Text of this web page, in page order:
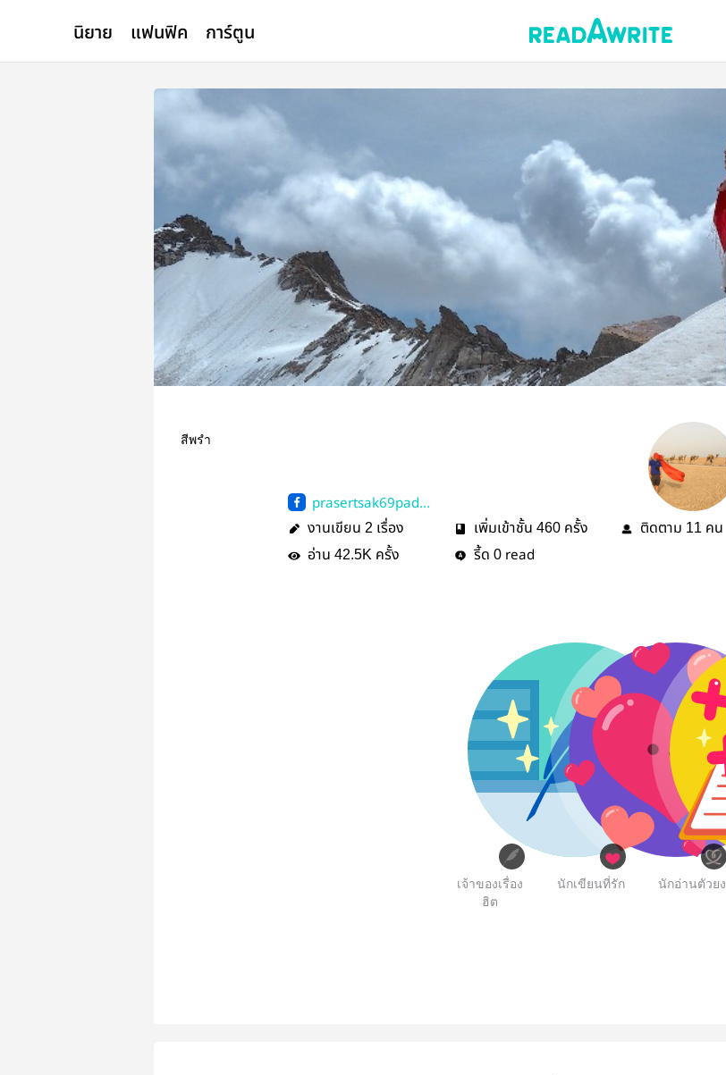
นิยาย แฟนฟิค การ์ตูน
สีพรำ
prasertsak69padm
arid
งานเขียน 2 เรื่อง เพิ่มเข้าชั้น 460 ครั้ง ติดตาม 11 คน
อ่าน 42.5K ครั้ง รี้ด 0 read
เจ้าของเรื่อง
ฮิต
นักเขียนที่รัก นักอ่านตัวยง